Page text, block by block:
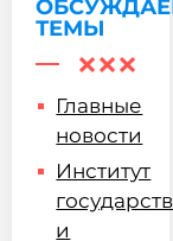
ТЕМЫ
Главные
новости
Институт
и